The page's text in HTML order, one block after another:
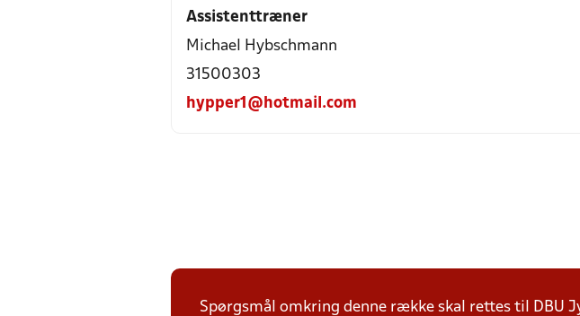
Assistenttræner
Michael Hybschmann
31500303
hypper1@hotmail.com
Spørgsmål omkring denne række skal rettes til DBU